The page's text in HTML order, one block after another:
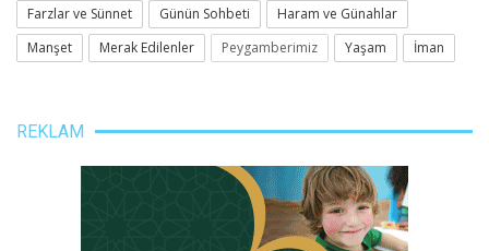
Farzlar ve Sünnet
Günün Sohbeti
Haram ve Günahlar
Manşet
Merak Edilenler Peygamberimiz Yaşam İman
REKLAM